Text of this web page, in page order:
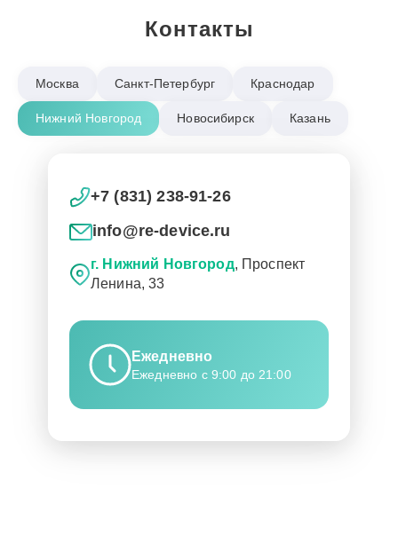
Контакты
Москва Санкт-Петербург Краснодар
Нижний Новгород Новосибирск Казань
+7 (831) 238-91-26
info@re-device.ru
г. Нижний Новгород, Проспект
Ленина, 33
Ежедневно
Ежедневно с 9:00 до 21:00